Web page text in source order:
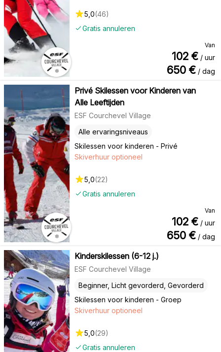
Gratis annuleren
5,0(46)
Van
102 € / uur
650 € / dag
Privé Skilessen voor Kinderen van
Alle Leeftijden
ESF Courchevel Village
Skilessen voor kinderen - Privé
Alle ervaringsniveaus
Gratis annuleren
Skiverhuur optioneel
5,0(22)
Van
102 € / uur
650 € / dag
Kinderskilessen (6-12 j.)
ESF Courchevel Village
Skilessen voor kinderen - Groep
Beginner, Licht gevorderd, Gevorderd
Gratis annuleren
Skiverhuur optioneel
5,0(29)